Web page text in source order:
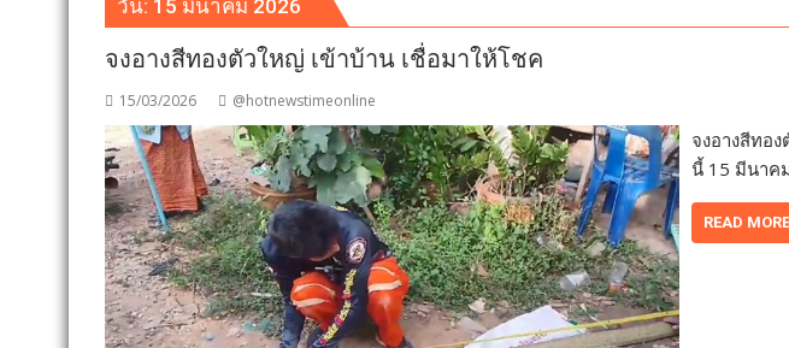
วัน: 15 มีนาคม 2026
จงอางสีทองตัวใหญ่ เข้าบ้าน เชื่อมาให้โชค
15/03/2026 @hotnewstimeonline
จงอางสีทอ
นี้ 15 มีนาค
READ